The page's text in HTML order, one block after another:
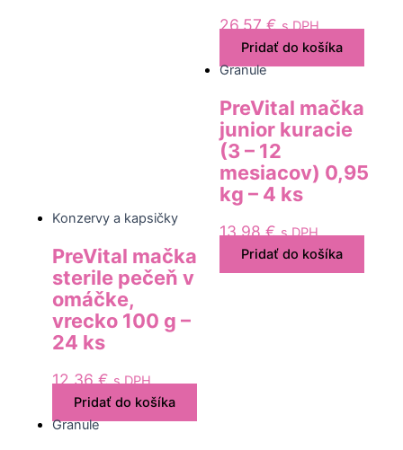
26,57€ s DPH
Pridať do košíka
Konzervy a kapsičky
PreVital mačka
sterile pečeň v
omáčke,
vrecko 100 g –
24 ks
12,36€ s DPH
Pridať do košíka
Granule
PreVital mačka
junior kuracie
(3 – 12
mesiacov) 0,95
kg – 4 ks
13,98€ s DPH
Pridať do košíka
Granule